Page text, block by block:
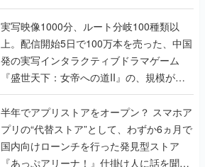
『TATSUJIN EXTREME』で初タッグを組
んだレジェンド2人に訊く開発秘話
実写映像1000分、ルート分岐100種類以
上。配信開始5日で100万本を売った、中国
発の実写インタラクティブドラマゲーム
『盛世天下：女帝への道II』の、規模が違
うこだわりをプロデューサーに聞いた
半年でアプリストアをオープン？ スマホア
プリの“代替ストア”として、わずか6ヵ月で
国内向けローンチを行った発見型ストア
『あっぷアリーナ！』仕掛け人に話を聞い